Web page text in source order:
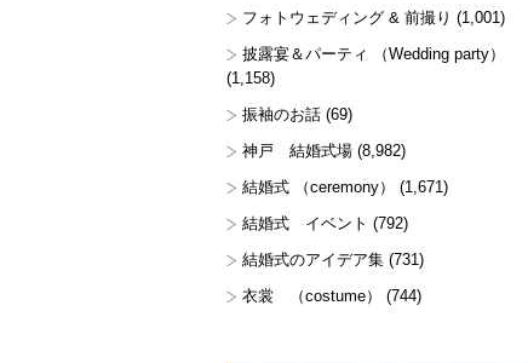
フォトウェディング & 前撮り (1,001)
披露宴＆パーティ （Wedding party）
(1,158)
振袖のお話 (69)
神戸 結婚式場 (8,982)
結婚式 （ceremony）
(1,671)
結婚式 イベント (792)
結婚式のアイデア集 (731)
衣裳 （costume）
(744)